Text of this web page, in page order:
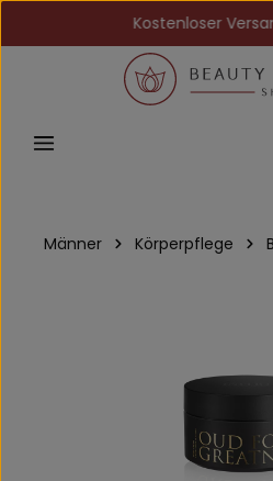
Zum Hauptinhalt springen
Kostenloser
Männer Körperpflege